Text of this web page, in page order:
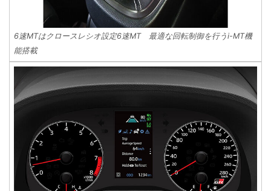
6速MTはクロースレシオ設定6速MT 最適な回転制御を行うi-MT機
能搭載